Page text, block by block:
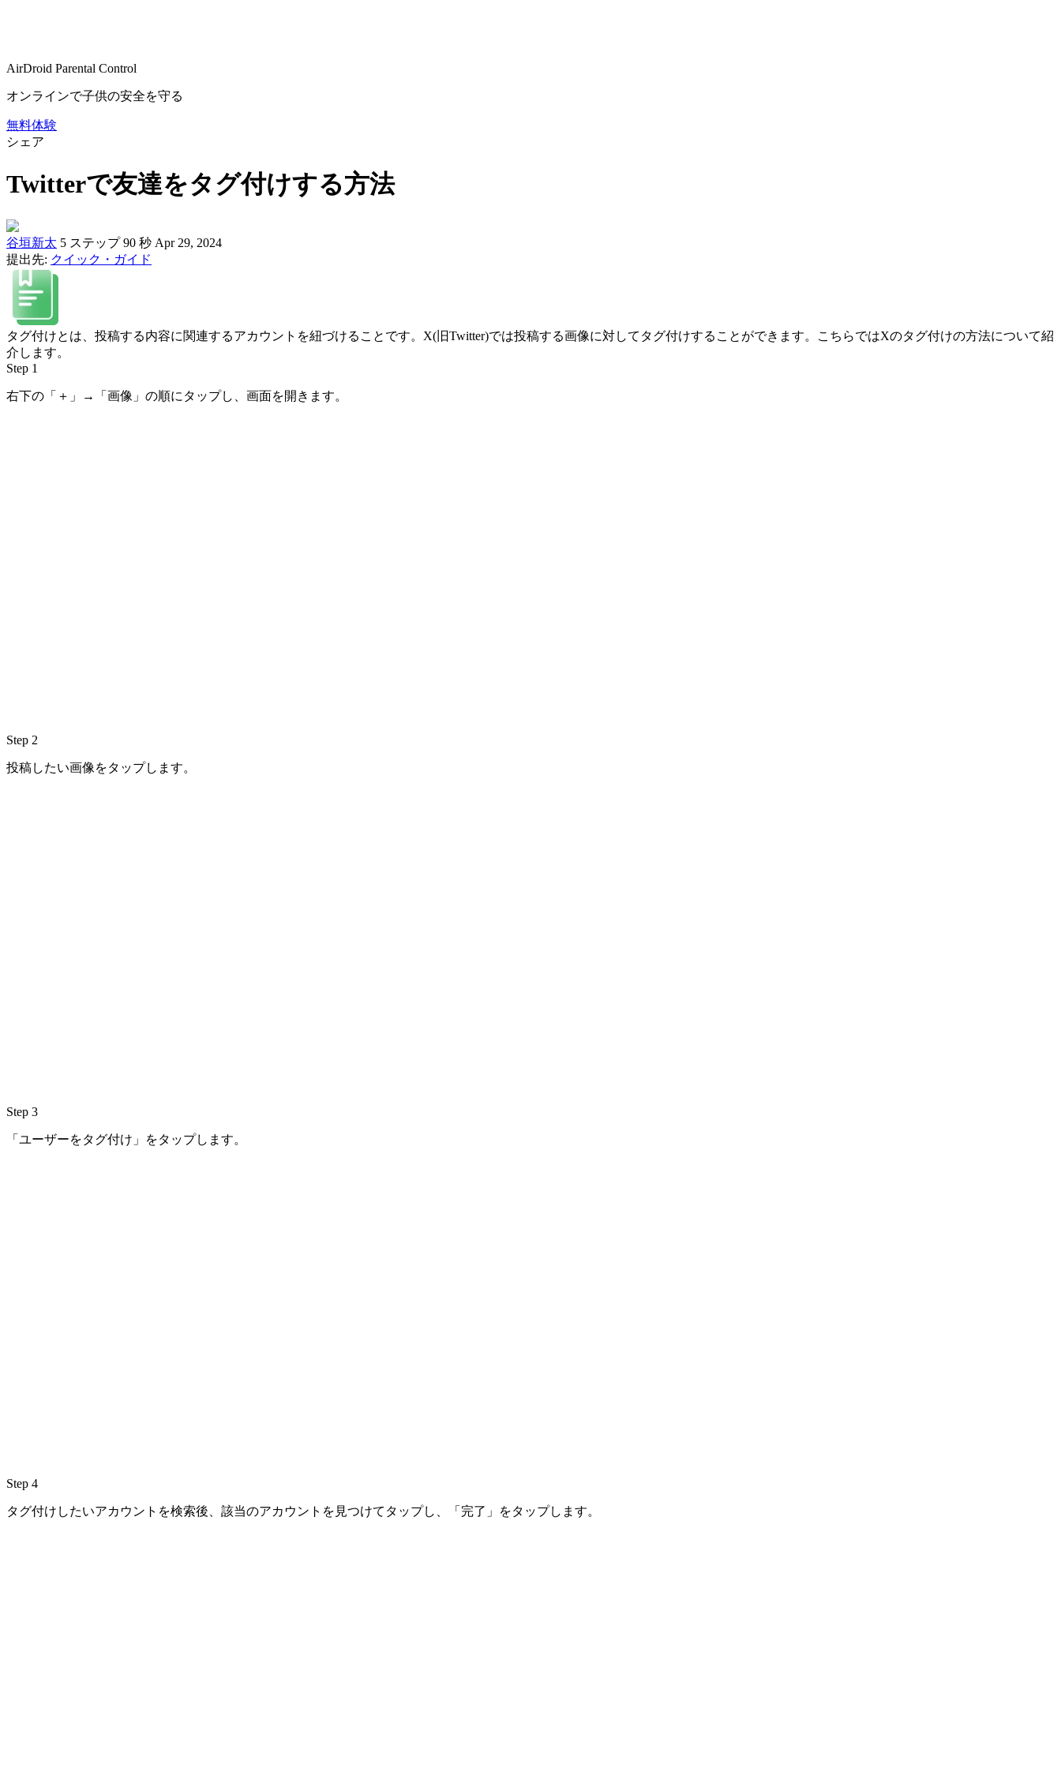
AirDroid Parental Control
オンラインで子供の安全を守る
無料体験
シェア
Twitterで友達をタグ付けする方法
谷垣新太 5 ステップ 90 秒 Apr 29, 2024
提出先: クイック・ガイド
タグ付けとは、投稿する内容に関連するアカウントを紐づけることです。X(旧Twitter)では投稿する画像に対してタグ付けすることができます。こちらではXのタグ付けの方法について紹
介します。
Step 1
右下の「＋」→「画像」の順にタップし、画面を開きます。
Step 2
投稿したい画像をタップします。
Step 3
「ユーザーをタグ付け」をタップします。
Step 4
タグ付けしたいアカウントを検索後、該当のアカウントを見つけてタップし、「完了」をタップします。